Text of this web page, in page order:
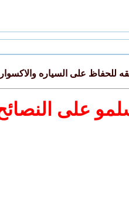
للحفاظ على السياره
على